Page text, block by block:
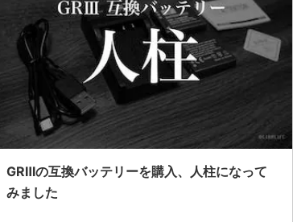
GRⅢの互換バッテリーを購入、人柱になって
みました